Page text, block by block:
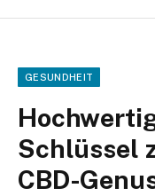
GESUNDHEIT
Schlüssel
CBD-